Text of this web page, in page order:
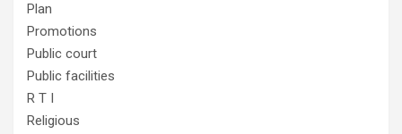
Plan
Promotions
Public court
Public facilities
R T I
Religious